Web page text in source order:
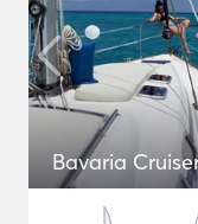
Bavaria